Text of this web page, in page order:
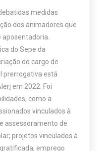
medidas
dos animadores que
aposentadoria.
do Sepe da
do cargo de
prerrogativa está
em 2022. Foi
como a
vinculados à
assessoramento de
projetos vinculados à
emprego